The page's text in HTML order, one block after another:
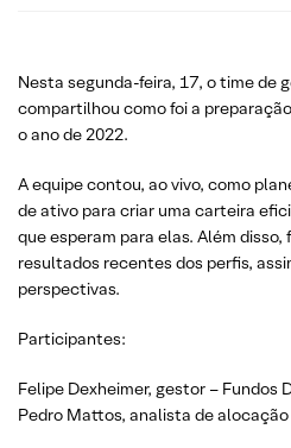
Nesta segunda-feira, 17, o time de
compartilhou como foi a
o ano de 2022.
A equipe contou, ao vivo, como
de ativo para criar uma carteira
que esperam para elas. Além
resultados recentes dos perfis,
perspectivas.
Participantes:
Felipe Dexheimer, gestor – Fundos
Pedro Mattos, analista de alocação